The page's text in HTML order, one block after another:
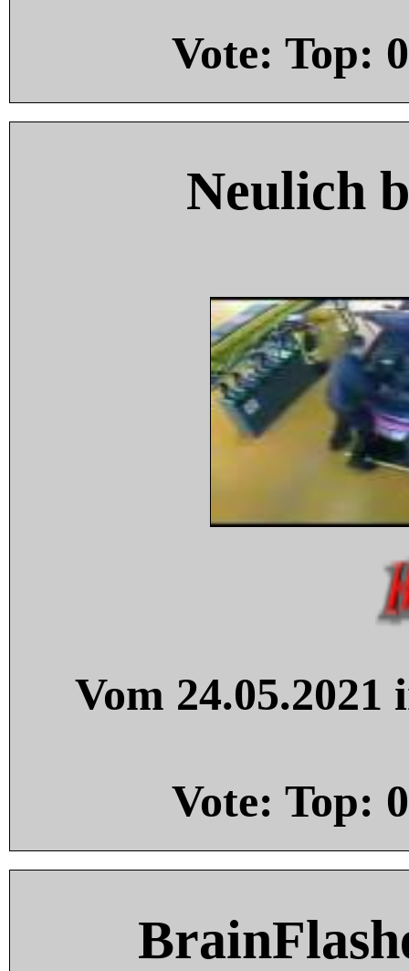
Vote: Top: 0
Neulich
Vom
Vote: Top: 0